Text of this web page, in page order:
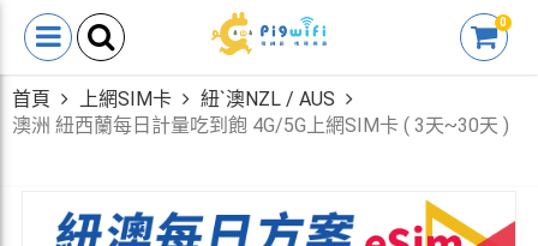
0
首頁 上網SIM卡
紐`澳NZL / AUS
澳洲 紐西蘭每日計量吃到飽 4G/5G上網SIM卡 ( 3天~30天 )